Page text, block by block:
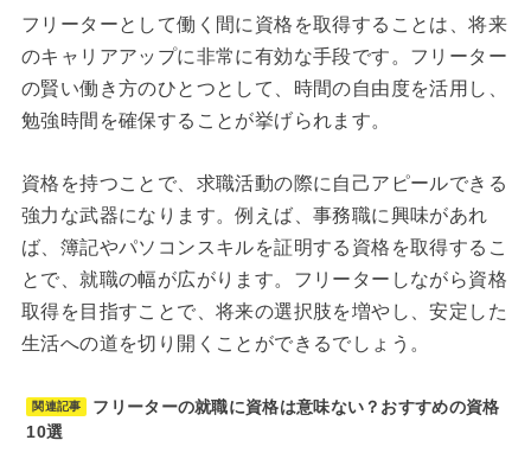
フリーターとして働く間に資格を取得することは、将来
のキャリアアップに非常に有効な手段です。フリーター
の賢い働き方のひとつとして、時間の自由度を活用し、
勉強時間を確保することが挙げられます。
資格を持つことで、求職活動の際に自己アピールできる
強力な武器になります。例えば、事務職に興味があれ
ば、簿記やパソコンスキルを証明する資格を取得するこ
とで、就職の幅が広がります。フリーターしながら資格
取得を目指すことで、将来の選択肢を増やし、安定した
生活への道を切り開くことができるでしょう。
関連記事
フリーターの就職に資格は意味ない？おすすめの資格
10選